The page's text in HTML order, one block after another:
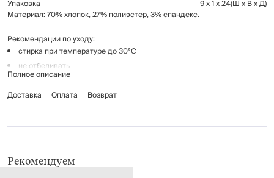
Упаковка 9 x 1 x 24(Ш x В x Д)
Материал: 70% хлопок, 27% полиэстер, 3% спандекс.
Рекомендации по уходу:
стирка при температуре до 30°C
не отбеливать
глажение запрещено
химчистка запрещена
Полное описание
Доставка
Оплата Возврат
Рекомендуем